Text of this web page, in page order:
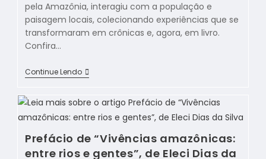
pela Amazônia, interagiu com a população e
paisagem locais, colecionando experiências que se
transformaram em crônicas e, agora, em livro.
Confira…
Continue Lendo
Prefácio de “Vivências amazônicas:
entre rios e gentes”, de Eleci Dias da